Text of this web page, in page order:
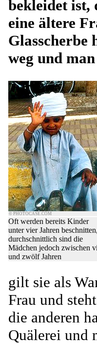
bekleidet ist,
eine ältere
Glasscherbe
weg und
© PHOTOCASE.COM
Oft werden bereits Kinder
unter vier Jahren beschnitten,
durchschnittlich sind die
Mädchen jedoch zwischen
und zwölf Jahren
gilt sie als
Frau und
die anderen
Quälerei und